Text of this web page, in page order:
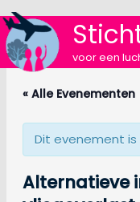
Ga
naar
de
inhoud
voor een
« Alle Evenementen
Dit evenement is
Alternatieve